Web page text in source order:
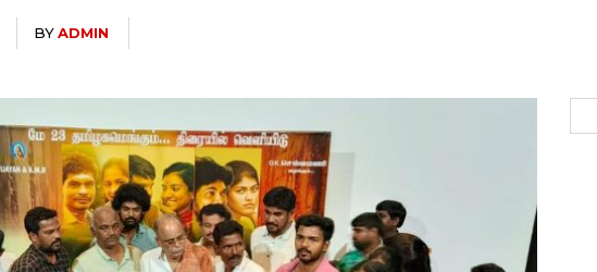
BYADMIN